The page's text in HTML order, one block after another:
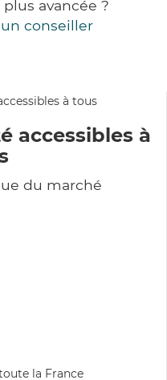
avancée ?
conseiller
accessibles à
du marché